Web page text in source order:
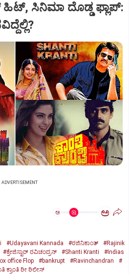
ಸಿನಿಮಾ ದೊಡ್ಡ ಫ್ಲಾಪ್:
ADVERTISEMENT
ಅ ಅ
#Udayavani Kannada #ರಜಿನಿಕಾಂತ್‌
#Rajinik
#ಕ್ರೇಜಿಸ್ಟಾರ್‌ ರವಿಚಂದ್ರನ್‌ #Shanti Kranti
#Indias
office Flop #bankrupt #Ravinchandran
#
ಕ್ರಾಂತಿ ರೀ ರಿಲೀಸ್‌